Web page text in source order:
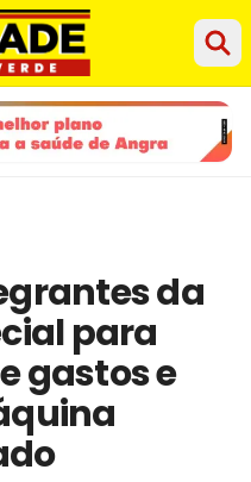
da
para
gastos e